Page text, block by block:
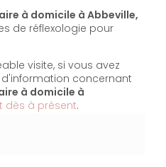
à domicile à Abbeville,
de réflexologie pour
visite, si vous avez
concernant
à domicile à
dès à présent.